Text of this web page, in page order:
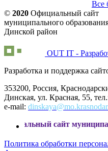
Все
© 2020 Официальный сайт
муниципального
Динской район
OUT IT -
Разработка и поддержка
353200, Россия,
Динская, ул. Красная, 55,
e-mail:
сайт муниципального
Политика обработки